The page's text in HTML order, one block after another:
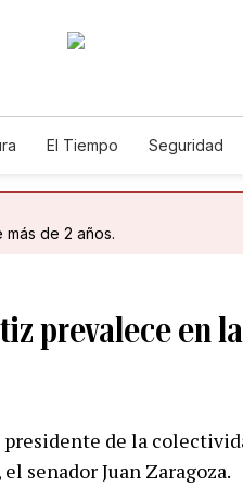
El Tiempo Seguridad
de 2 años.
prevalece en
de la
senador Juan Zaragoza.